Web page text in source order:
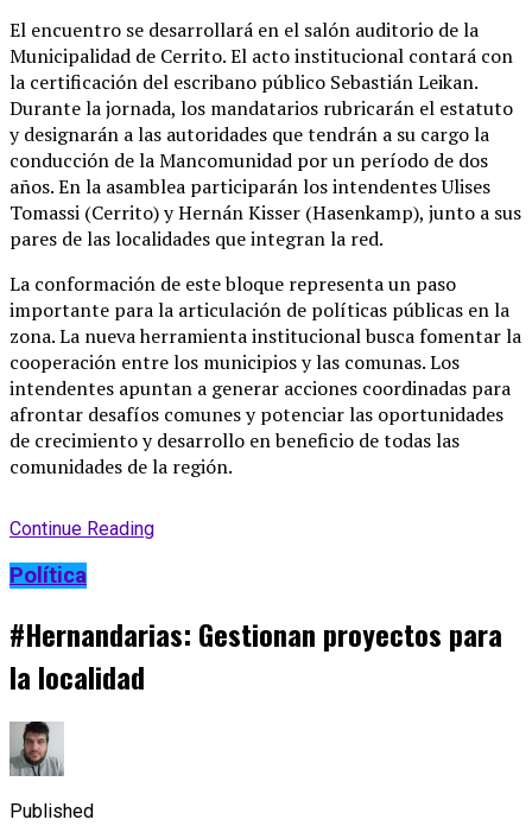
El encuentro se desarrollará en el salón auditorio de la
Municipalidad de Cerrito. El acto institucional contará con
la certificación del escribano público Sebastián Leikan.
Durante la jornada, los mandatarios rubricarán el estatuto
y designarán a las autoridades que tendrán a su cargo la
conducción de la Mancomunidad por un período de dos
años. En la asamblea participarán los intendentes Ulises
Tomassi (Cerrito) y Hernán Kisser (Hasenkamp), junto a sus
pares de las localidades que integran la red.
La conformación de este bloque representa un paso
importante para la articulación de políticas públicas en la
zona. La nueva herramienta institucional busca fomentar la
cooperación entre los municipios y las comunas. Los
intendentes apuntan a generar acciones coordinadas para
afrontar desafíos comunes y potenciar las oportunidades
de crecimiento y desarrollo en beneficio de todas las
comunidades de la región.
Continue Reading
Política
#Hernandarias: Gestionan proyectos para
la localidad
Published